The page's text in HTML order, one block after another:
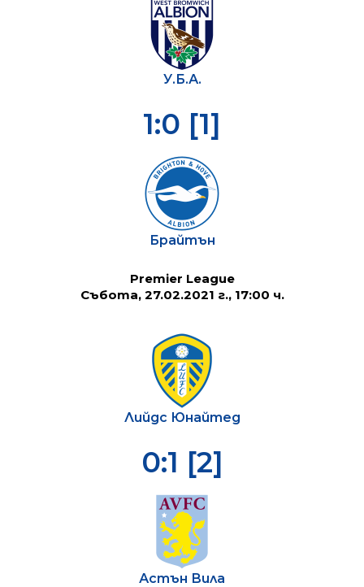
У.Б.А.
1:0 [1]
Брайтън
Premier League
Събота, 27.02.2021 г., 17:00 ч.
Лийдс Юнайтед
0:1 [2]
Астън Вила